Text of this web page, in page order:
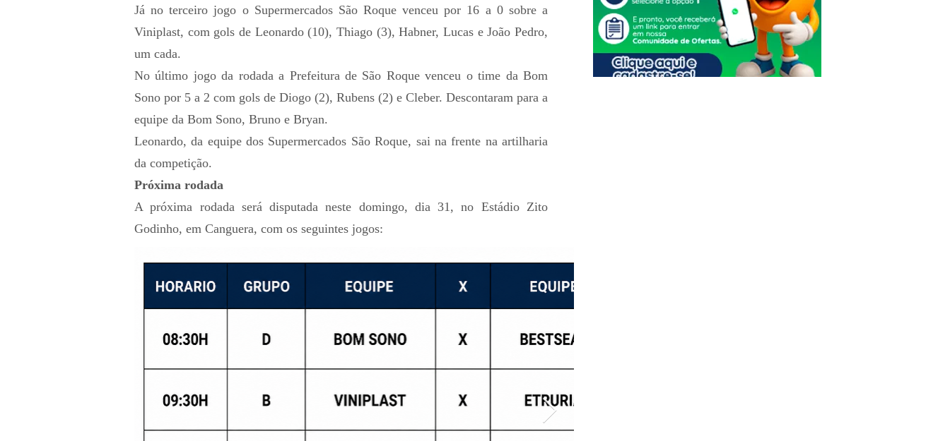
Já no terceiro jogo o Supermercados São Roque venceu por 16 a 0 sobre a
Viniplast, com gols de Leonardo (10), Thiago (3), Habner, Lucas e João Pedro,
um cada.
No último jogo da rodada a Prefeitura de São Roque venceu o time da Bom
Sono por 5 a 2 com gols de Diogo (2), Rubens (2) e Cleber. Descontaram para a
equipe da Bom Sono, Bruno e Bryan.
Leonardo, da equipe dos Supermercados São Roque, sai na frente na artilharia
da competição.
Próxima rodada
A próxima rodada será disputada neste domingo, dia 31, no Estádio Zito
Godinho, em Canguera, com os seguintes jogos: